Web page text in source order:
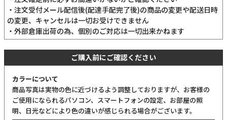
・注文受付メール配信後(配達手配完了後)の商品の変更や配送日時
の変更、キャンセルは一切お受けできません
・外部倉庫出荷の為、個別のご対応は一切出来かねます
ご購入前にご確認ください
カラーについて
商品写真は実物の色に近づけるよう調整しておりますが、お客様の
ご使用になられるパソコン、スマートフォンの設定、お部屋の照
明、日光などにより色の違いが感じられる場合がございます。